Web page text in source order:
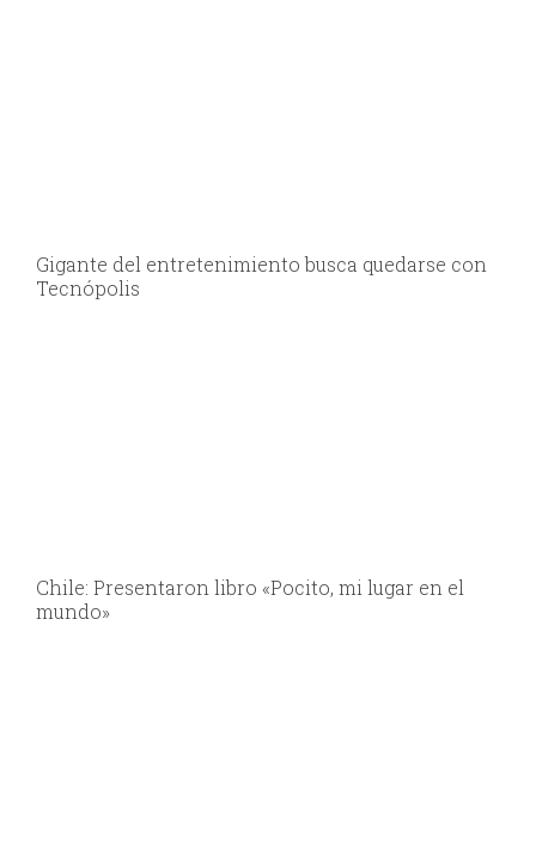
Gigante del entretenimiento busca quedarse con
Tecnópolis
Chile: Presentaron libro «Pocito, mi lugar en el
mundo»